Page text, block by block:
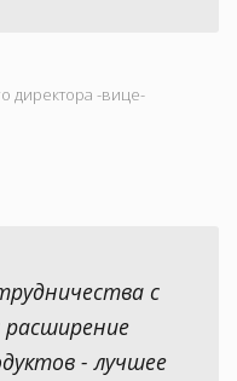
директора -вице-
с
- лучшее